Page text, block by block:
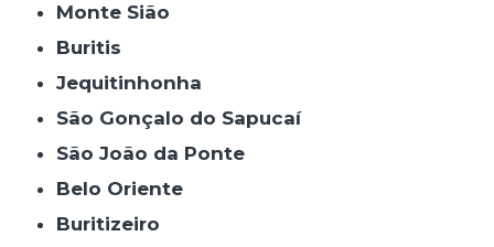
Monte Sião
Buritis
Jequitinhonha
São Gonçalo do Sapucaí
São João da Ponte
Belo Oriente
Buritizeiro